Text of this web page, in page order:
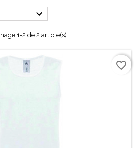

1-2 de 2 article(s)
favorite_border